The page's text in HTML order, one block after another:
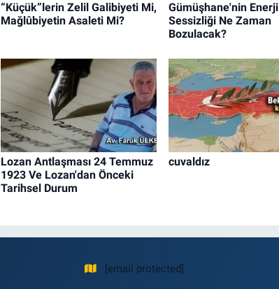
“Küçük”lerin Zelil Galibiyeti Mi,
Mağlûbiyetin Asaleti Mi?
Gümüşhane'nin Enerji
Sessizliği Ne Zaman
Bozulacak?
Lozan Antlaşması 24 Temmuz
1923 Ve Lozan'dan Önceki
Tarihsel Durum
cuvaldız
[email protected]